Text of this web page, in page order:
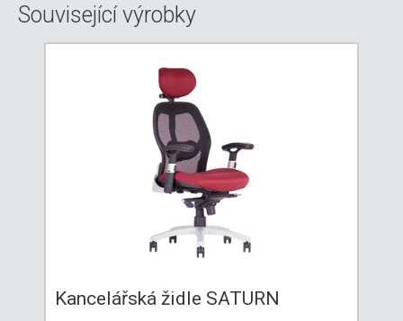
Související výrobky
Kancelářská židle SATURN